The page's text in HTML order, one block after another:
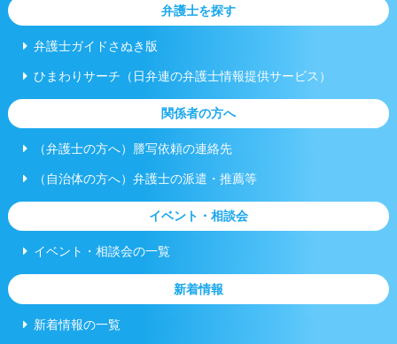
弁護士を探す
弁護士ガイドさぬき版
ひまわりサーチ（日弁連の弁護士情報提供サービス）
関係者の方へ
（弁護士の方へ）謄写依頼の連絡先
（自治体の方へ）弁護士の派遣・推薦等
イベント・相談会
イベント・相談会の一覧
新着情報
新着情報の一覧